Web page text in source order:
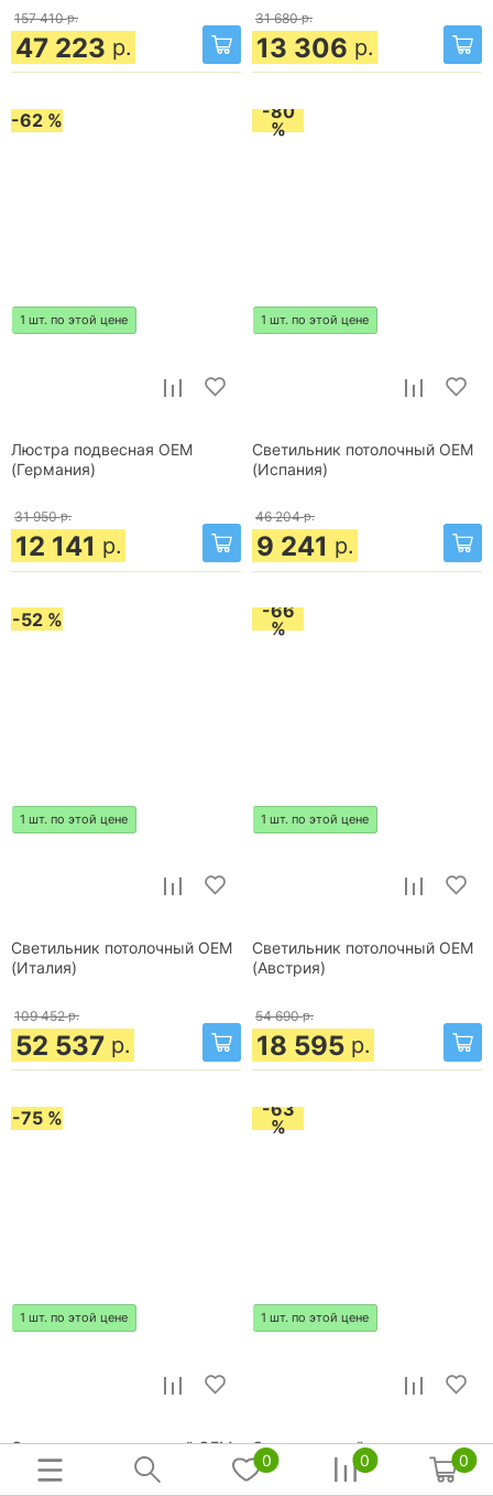
157 410 р.
47 223 р.
31 680 р.
13 306 р.
-62 %
1 шт. по этой цене
Люстра подвесная OEM
(Германия)
31 950 р.
12 141 р.
-80
%
1 шт. по этой цене
Светильник потолочный OEM
(Испания)
46 204 р.
9 241 р.
-52 %
1 шт. по этой цене
Светильник потолочный OEM
(Италия)
109 452 р.
52 537 р.
-66
%
1 шт. по этой цене
Светильник потолочный OEM
(Австрия)
54 690 р.
18 595 р.
-75 %
1 шт. по этой цене
Светильник потолочный OEM
(Италия)
-63
%
1 шт. по этой цене
Светодиодный светильник
OEM (Италия)
0 0 0